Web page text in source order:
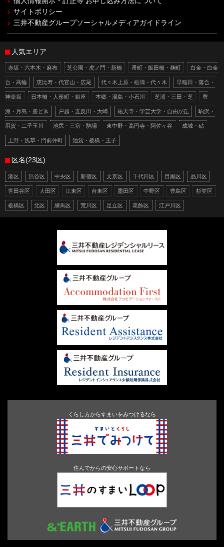
サイトポリシー
三井不動産グループソーシャルメディアガイドライン
人気エリア
赤坂・六本木・麻布 芝公園・虎ノ門・新橋 番町・飯田橋・麹町 白金・白金
台・高輪 恵比寿・代官山・広尾 代々木上原・松濤・代々木 早稲田・落合・
神楽坂 日本橋・人形町・銀座 本郷・湯島・小石川 芝浦・三田・芝 豊
洲・月島・勝どき 戸越・五反田・大崎 祐天寺・学芸大学・自由が丘 駒沢・
用賀・二子玉川 池尻・三宿・駒場 東中野・高円寺・阿佐ヶ谷 成城・砧
上野・浅草・門前仲町 池袋・板橋・王子
区名(23区)
港区 渋谷区 中央区 新宿区 文京区 千代田区 目黒区 品川区
世田谷区 大田区 江東区 台東区 墨田区 中野区 豊島区 杉並区
板橋区 北区 練馬区 荒川区 足立区 葛飾区 江戸川区
くらし方からすまいをみつけるなら
住んでからの安心サポートなら